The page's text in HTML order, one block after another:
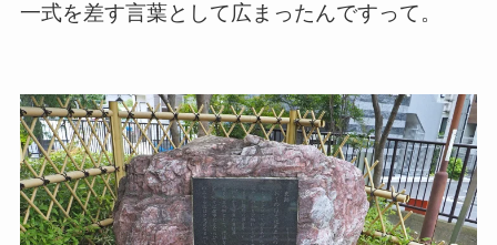
一式を差す言葉として広まったんですって。